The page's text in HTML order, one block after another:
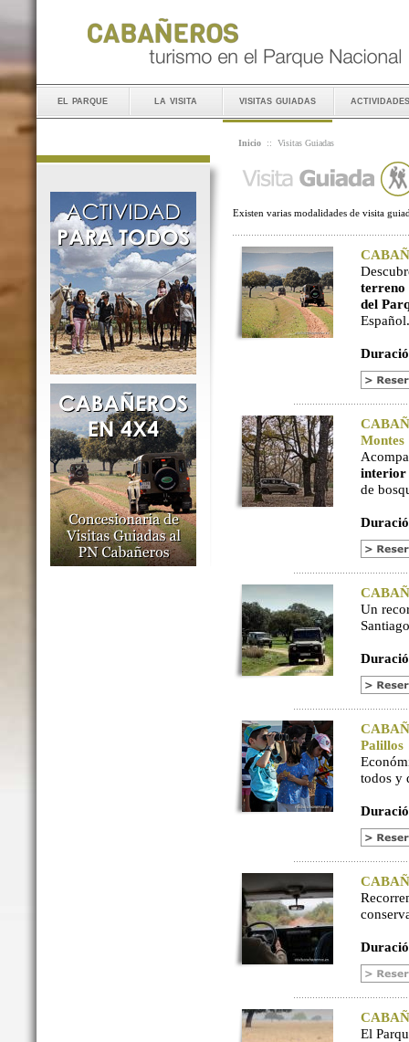
el parque la visita visitas guiadas actividades
Inicio :: Visitas Guiadas
Existen varias modalidades de visita
terreno
del
Español.
Montes
interior
de
Un
Palillos
todos y
El